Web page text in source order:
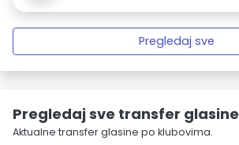
Pregledaj sve
Pregledaj sve transfer glasine
Aktualne transfer glasine po klubovima.